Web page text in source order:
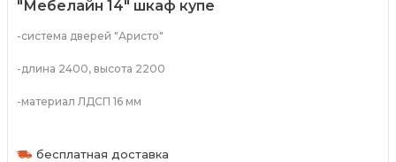
"Мебелайн 14" шкаф купе
-система дверей "Аристо"
-длина 2400, высота 2200
-материал ЛДСП 16 мм
бесплатная доставка